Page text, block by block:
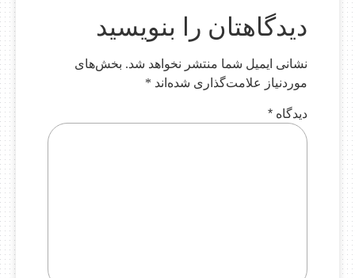
دیدگاهتان را بنویسید
نشانی ایمیل شما منتشر نخواهد شد. بخش‌های
موردنیاز علامت‌گذاری شده‌اند *
دیدگاه *